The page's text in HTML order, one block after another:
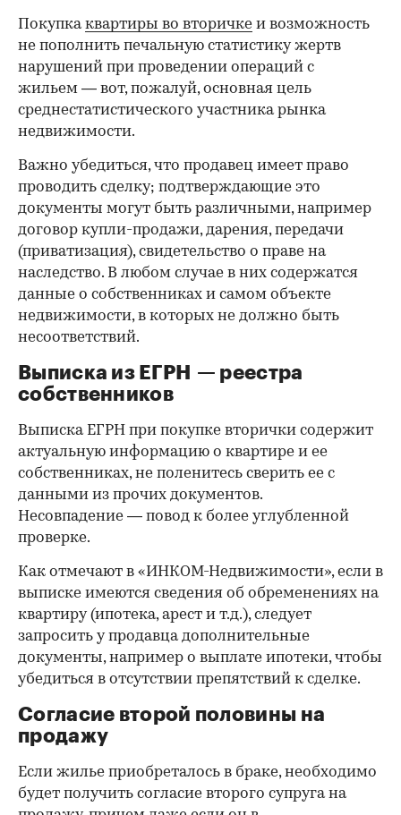
Покупкаквартиры во вторичке и возможность
не пополнить печальную статистику жертв
нарушений при проведении операций с
жильем — вот, пожалуй, основная цель
среднестатистического участника рынка
недвижимости.
Важно убедиться, что продавец имеет право
проводить сделку; подтверждающие это
документы могут быть различными, например
договор купли-продажи, дарения, передачи
(приватизация), свидетельство о праве на
наследство. В любом случае в них содержатся
данные о собственниках и самом объекте
недвижимости, в которых не должно быть
несоответствий.
Выписка из ЕГРН — реестра
собственников
Выписка ЕГРН при покупке вторички содержит
актуальную информацию о квартире и ее
собственниках, не поленитесь сверить ее с
данными из прочих документов.
Несовпадение — повод к более углубленной
проверке.
Как отмечают в «ИНКОМ-Недвижимости», если в
выписке имеются сведения об обременениях на
квартиру (ипотека, арест и т.д.), следует
запросить у продавца дополнительные
документы, например о выплате ипотеки, чтобы
убедиться в отсутствии препятствий к сделке.
Согласие второй половины на
продажу
Если жилье приобреталось в браке, необходимо
будет получить согласие второго супруга на